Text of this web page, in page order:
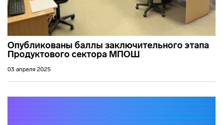
Опубликованы баллы заключительного этапа
Продуктового сектора МПОШ
03 апреля 2025